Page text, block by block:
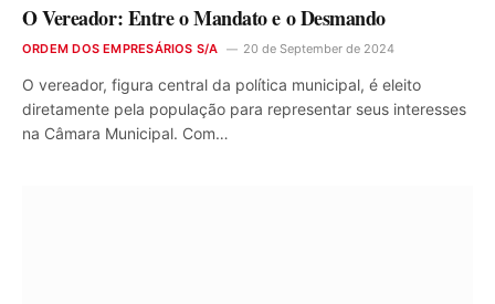
O Vereador: Entre o Mandato e o Desmando
ORDEM DOS EMPRESÁRIOS S/A 20 de September de 2024
O vereador, figura central da política municipal, é eleito
diretamente pela população para representar seus interesses
na Câmara Municipal. Com…